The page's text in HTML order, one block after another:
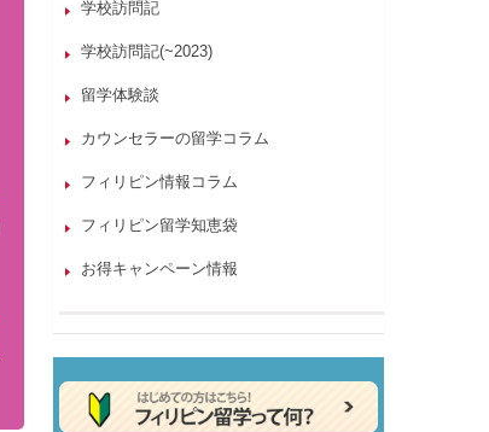
学校訪問記
学校訪問記(~2023)
留学体験談
カウンセラーの留学コラム
フィリピン情報コラム
フィリピン留学知恵袋
お得キャンペーン情報